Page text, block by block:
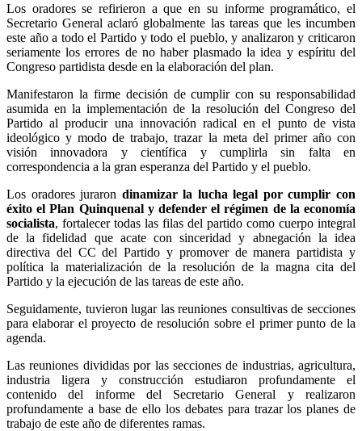
Los oradores se refirieron a que en su informe programático, el
Secretario General aclaró globalmente las tareas que les incumben
este año a todo el Partido y todo el pueblo, y analizaron y criticaron
seriamente los errores de no haber plasmado la idea y espíritu del
Congreso partidista desde en la elaboración del plan.
Manifestaron la firme decisión de cumplir con su responsabilidad
asumida en la implementación de la resolución del Congreso del
Partido al producir una innovación radical en el punto de vista
ideológico y modo de trabajo, trazar la meta del primer año con
visión innovadora y científica y cumplirla sin falta en
correspondencia a la gran esperanza del Partido y el pueblo.
Los oradores juraron dinamizar la lucha legal por cumplir con
éxito el Plan Quinquenal y defender el régimen de la economía
socialista, fortalecer todas las filas del partido como cuerpo integral
de la fidelidad que acate con sinceridad y abnegación la idea
directiva del CC del Partido y promover de manera partidista y
política la materialización de la resolución de la magna cita del
Partido y la ejecución de las tareas de este año.
Seguidamente, tuvieron lugar las reuniones consultivas de secciones
para elaborar el proyecto de resolución sobre el primer punto de la
agenda.
Las reuniones divididas por las secciones de industrias, agricultura,
industria ligera y construcción estudiaron profundamente el
contenido del informe del Secretario General y realizaron
profundamente a base de ello los debates para trazar los planes de
trabajo de este año de diferentes ramas.